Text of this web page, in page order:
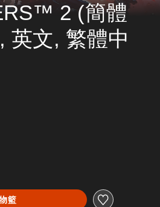
2 (簡體
英文, 繁體中
籃